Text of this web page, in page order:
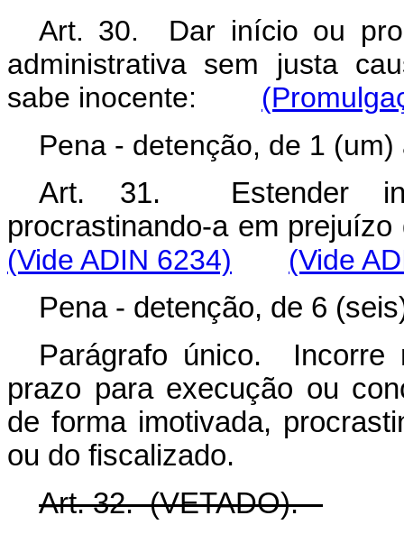
Art. 30. Dar início ou
administrativa sem justa
sabe inocente:
Pena - detenção, de 1
Art. 31. Estender
procrastinando-a em
(Vide ADIN 6234)
(Vide
Pena - detenção, de 6
Parágrafo único. Incorre
prazo para execução ou
de forma imotivada,
ou do fiscalizado.
Art. 32. (VETADO).